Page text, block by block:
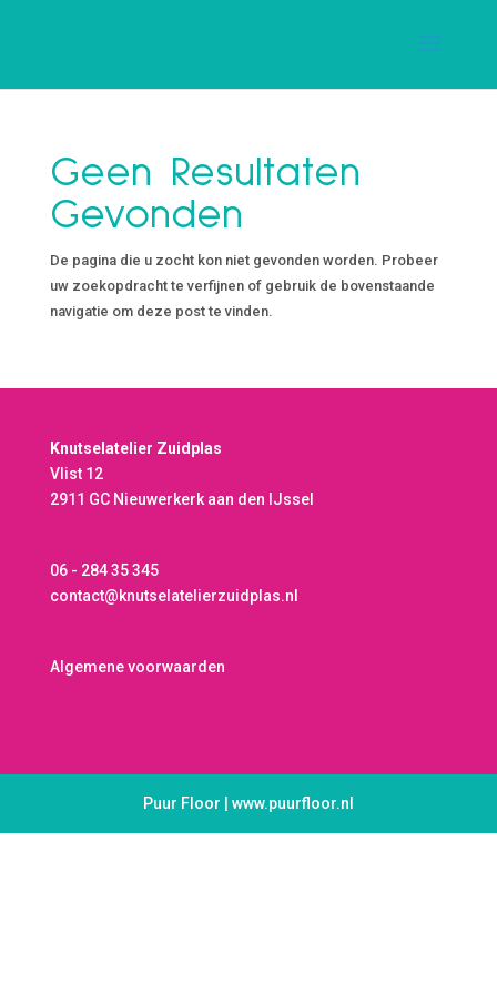
Geen Resultaten
Gevonden
De pagina die u zocht kon niet gevonden worden. Probeer
uw zoekopdracht te verfijnen of gebruik de bovenstaande
navigatie om deze post te vinden.
Knutselatelier Zuidplas
Vlist 12
2911 GC Nieuwerkerk aan den IJssel
06 - 284 35 345
contact@knutselatelierzuidplas.nl
Algemene voorwaarden
Puur Floor | www.puurfloor.nl